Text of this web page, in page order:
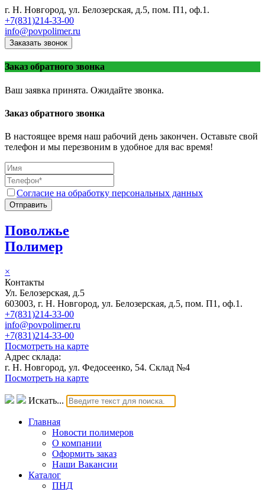
г. Н. Новгород, ул. Белозерская, д.5, пом. П1, оф.1.
+7(831)214-33-00
info@povpolimer.ru
Заказать звонок
Заказ обратного звонка
Ваш заявка принята. Ожидайте звонка.
Заказ обратного звонка
В настоящее время наш рабочий день закончен. Оставьте свой
телефон и мы перезвоним в удобное для вас время!
Согласие на обработку персональных данных
Отправить
Поволжье
Полимер
×
Контакты
Ул. Белозерская, д.5
603003, г. Н. Новгород, ул. Белозерская, д.5, пом. П1, оф.1.
+7(831)214-33-00
info@povpolimer.ru
+7(831)214-33-00
Посмотреть на карте
Адрес склада:
г. Н. Новгород, ул. Федосеенко, 54. Склад №4
Посмотреть на карте
Искать...
Главная
Новости полимеров
О компании
Оформить заказ
Наши Вакансии
Каталог
ПНД